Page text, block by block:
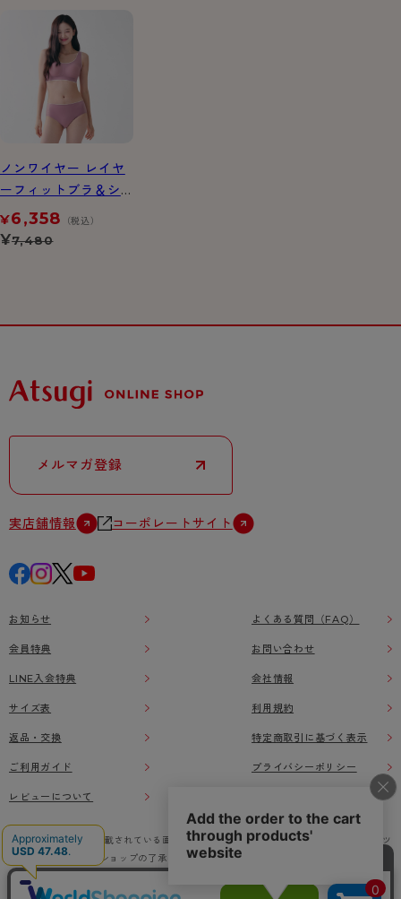
ノンワイヤー レイヤ
ーフィットブラ＆シ
ョーツセット
¥6,358 （税込）
¥7,480
メルマガ登録
実店舗情報 コーポレートサイト
お知らせ
会員特典
LINE入会特典
サイズ表
返品・交換
ご利用ガイド
レビューについて
よくある質問（FAQ）
お問い合わせ
会社情報
利用規約
特定商取引に基づく表示
プライバシーポリシー
本ウェブサイト上に掲載されている画像、イラストなどの著作物の全部または一部をアツ
ギオンラインショップの了承なく無断で使用、複製することを禁じます。